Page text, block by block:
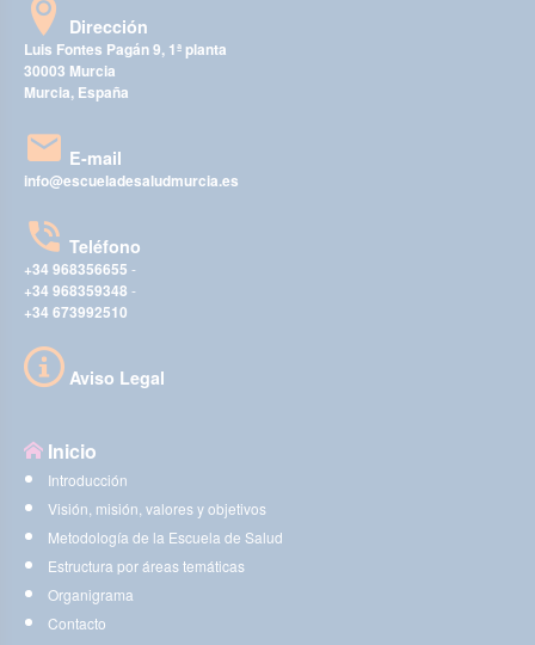
Dirección
Luis Fontes Pagán 9, 1ª planta
30003 Murcia
Murcia, España
E-mail
info@escueladesaludmurcia.es
Teléfono
+34 968356655 -
+34 968359348 -
+34 673992510
Aviso Legal
Inicio
Introducción
Visión, misión, valores y objetivos
Metodología de la Escuela de Salud
Estructura por áreas temáticas
Organigrama
Contacto